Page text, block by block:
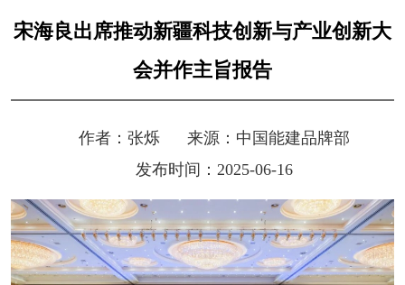
宋海良出席推动新疆科技创新与产业创新大
会并作主旨报告
作者： 张烁 来源： 中国能建品牌部
发布时间：2025-06-16